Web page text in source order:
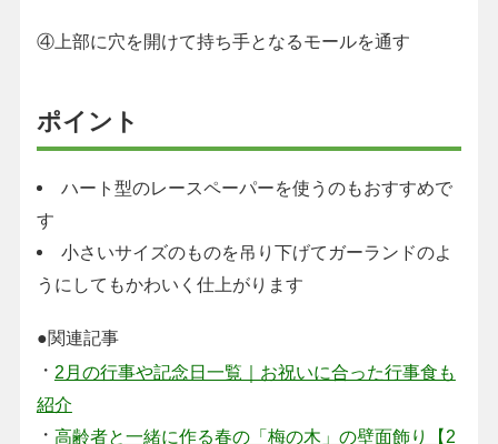
④上部に穴を開けて持ち手となるモールを通す
ポイント
ハート型のレースペーパーを使うのもおすすめで
す
小さいサイズのものを吊り下げてガーランドのよ
うにしてもかわいく仕上がります
●関連記事
・ 2月の行事や記念日一覧｜お祝いに合った行事食も
紹介
・ 高齢者と一緒に作る春の「梅の木」の壁面飾り【2